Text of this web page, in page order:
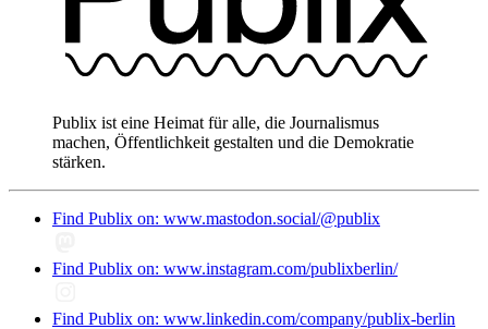
Publix ist eine Heimat für alle, die Journalismus
machen, Öffentlichkeit gestalten und die Demokratie
stärken.
Find Publix on: www.mastodon.social/@publix
Find Publix on: www.instagram.com/publixberlin/
Find Publix on: www.linkedin.com/company/publix-berlin